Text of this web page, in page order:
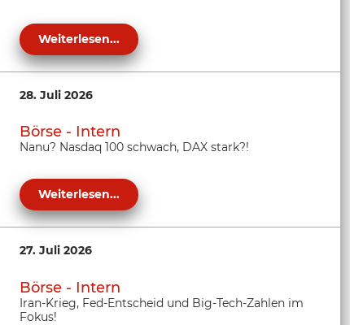
Weiterlesen...
28. Juli 2026
Börse - Intern
Nanu? Nasdaq 100 schwach, DAX stark?!
Weiterlesen...
27. Juli 2026
Börse - Intern
Iran-Krieg, Fed-Entscheid und Big-Tech-Zahlen im
Fokus!